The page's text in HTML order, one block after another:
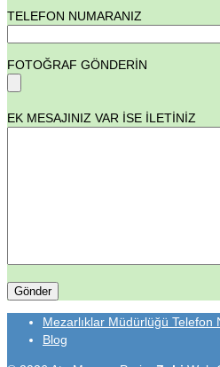
TELEFON NUMARANIZ
FOTOĞRAF GÖNDERİN
EK MESAJINIZ VAR İSE İLETİNİZ
Mezarlıklar Müdürlüğü Telefon
Blog